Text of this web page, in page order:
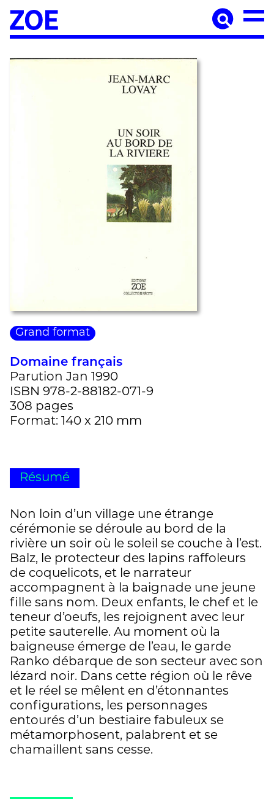
Accueil
À paraître
Catalogue
Auteur·ices
Les éditions Zoé
Médiation culturelle
Grand format
Domaine français
Parution Jan 1990
ISBN 978-2-88182-071-9
308 pages
Format: 140 x 210 mm
Résumé
Non loin d’un village une étrange
cérémonie se déroule au bord de la
rivière un soir où le soleil se couche à l’est.
Balz, le protecteur des lapins raffoleurs
de coquelicots, et le narrateur
accompagnent à la baignade une jeune
fille sans nom. Deux enfants, le chef et le
teneur d’oeufs, les rejoignent avec leur
petite sauterelle. Au moment où la
baigneuse émerge de l’eau, le garde
Ranko débarque de son secteur avec son
lézard noir. Dans cette région où le rêve
et le réel se mêlent en d’étonnantes
configurations, les personnages
entourés d’un bestiaire fabuleux se
métamorphosent, palabrent et se
chamaillent sans cesse.